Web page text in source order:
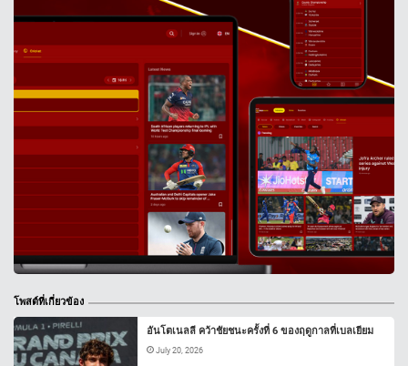
โพสต์ที่เกี่ยวข้อง
อันโตเนลลี คว้าชัยชนะครั้งที่ 6 ของฤดูกาลที่เบลเยียม
July 20, 2026